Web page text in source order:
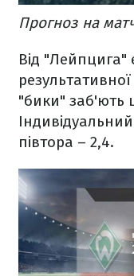
Прогноз на
Від "Лейпцига"
"бики" заб'ють
півтора – 2,4.